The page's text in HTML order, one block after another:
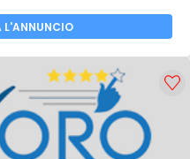
L'ANNUNCIO